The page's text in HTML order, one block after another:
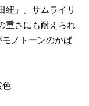
紐」。サムライリ
重さにも耐えられ
ノトーンのかば
色